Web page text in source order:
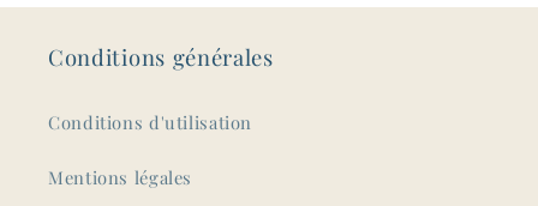
Conditions générales
Conditions d'utilisation
Mentions légales